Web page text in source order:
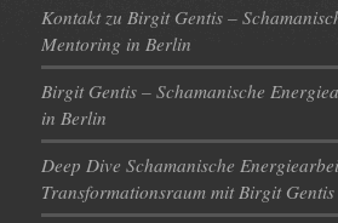
Kontakt zu Birgit Gentis –
Mentoring in Berlin
Birgit Gentis – Schamanische
in Berlin
Deep Dive Schamanische
Transformationsraum mit Birgit Gentis